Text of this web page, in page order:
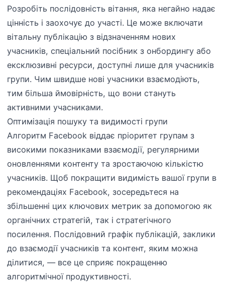
Розробіть послідовність вітання, яка негайно надає
цінність і заохочує до участі. Це може включати
вітальну публікацію з відзначенням нових
учасників, спеціальний посібник з онбордингу або
ексклюзивні ресурси, доступні лише для учасників
групи. Чим швидше нові учасники взаємодіють,
тим більша ймовірність, що вони стануть
активними учасниками.
Оптимізація пошуку та видимості групи
Алгоритм Facebook віддає пріоритет групам з
високими показниками взаємодії, регулярними
оновленнями контенту та зростаючою кількістю
учасників. Щоб покращити видимість вашої групи в
рекомендаціях Facebook, зосередьтеся на
збільшенні цих ключових метрик за допомогою як
органічних стратегій, так і стратегічного
посилення. Послідовний графік публікацій, заклики
до взаємодії учасників та контент, яким можна
ділитися, — все це сприяє покращенню
алгоритмічної продуктивності.